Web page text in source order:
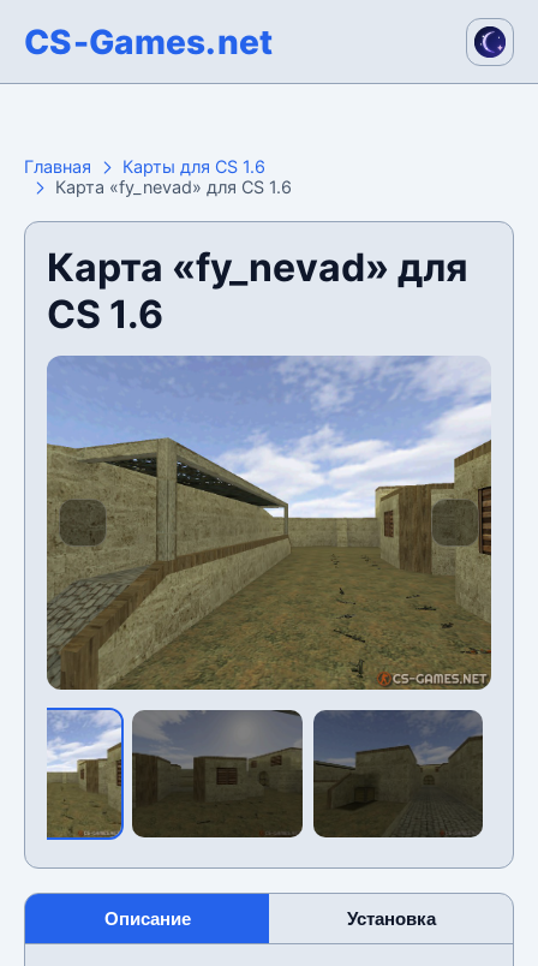
CS-Games.net
Главная
Карты для CS 1.6
Карта «fy_nevad» для CS 1.6
Карта «fy_nevad» для
CS 1.6
Описание Установка